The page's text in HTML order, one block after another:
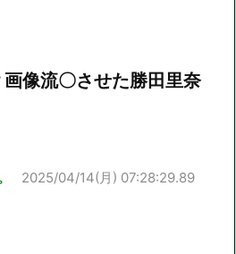
像流〇させた勝田里奈
2025/04/14(月) 07:28:29.89